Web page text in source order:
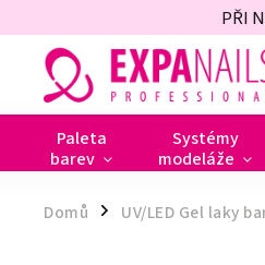
PŘI
Paleta
barev
Systémy
modeláže
Domů / UV/LED Gel laky